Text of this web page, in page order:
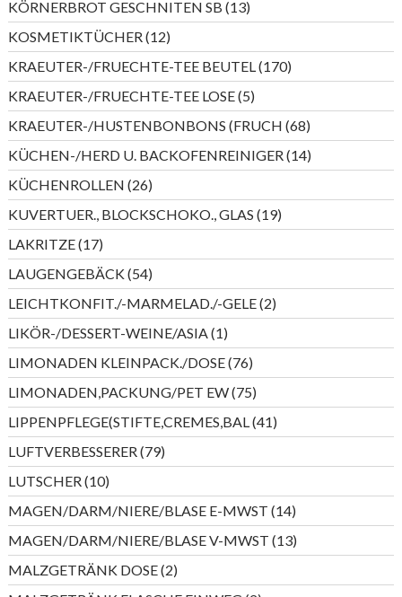
KÖRNERBROT GESCHNITEN SB 1313
Produkte
KOSMETIKTÜCHER 1212
Produkte
KRAEUTER-/FRUECHTE-TEE BEUTEL 170170
Produkte
KRAEUTER-/FRUECHTE-TEE LOSE 55
Produkte
KRAEUTER-/HUSTENBONBONS (FRUCH 6868
Produkte
KÜCHEN-/HERD U. BACKOFENREINIGER 1414
Produkte
KÜCHENROLLEN 2626
Produkte
KUVERTUER., BLOCKSCHOKO., GLAS 1919
Produkte
LAKRITZE 1717
Produkte
LAUGENGEBÄCK 5454
Produkte
LEICHTKONFIT./-MARMELAD./-GELE 22
Produkte
LIKÖR-/DESSERT-WEINE/ASIA 11
Produkt
LIMONADEN KLEINPACK./DOSE 7676
Produkte
LIMONADEN,PACKUNG/PET EW 7575
Produkte
LIPPENPFLEGE(STIFTE,CREMES,BAL 4141
Produkte
LUFTVERBESSERER 7979
Produkte
LUTSCHER 1010
Produkte
MAGEN/DARM/NIERE/BLASE E-MWST 1414
Produkte
MAGEN/DARM/NIERE/BLASE V-MWST 1313
Produkte
MALZGETRÄNK DOSE 22
Produkte